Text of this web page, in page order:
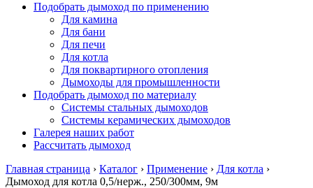
Подобрать дымоход по применению
Для камина
Для бани
Для печи
Для котла
Для поквартирного отопления
Дымоходы для промышленности
Подобрать дымоход по материалу
Системы стальных дымоходов
Системы керамических дымоходов
Галерея наших работ
Рассчитать дымоход
Главная страница › Каталог › Применение › Для котла ›
Дымоход для котла 0,5/нерж., 250/300мм, 9м